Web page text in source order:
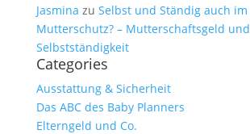
Jasmina zu Selbst und Ständig auch im
Mutterschutz? – Mutterschaftsgeld und
Selbstständigkeit
Categories
Ausstattung & Sicherheit
Das ABC des Baby Planners
Elterngeld und Co.